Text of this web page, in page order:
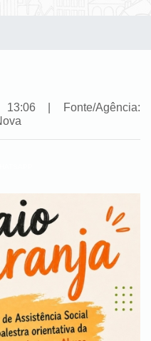
| Fonte/Agência: